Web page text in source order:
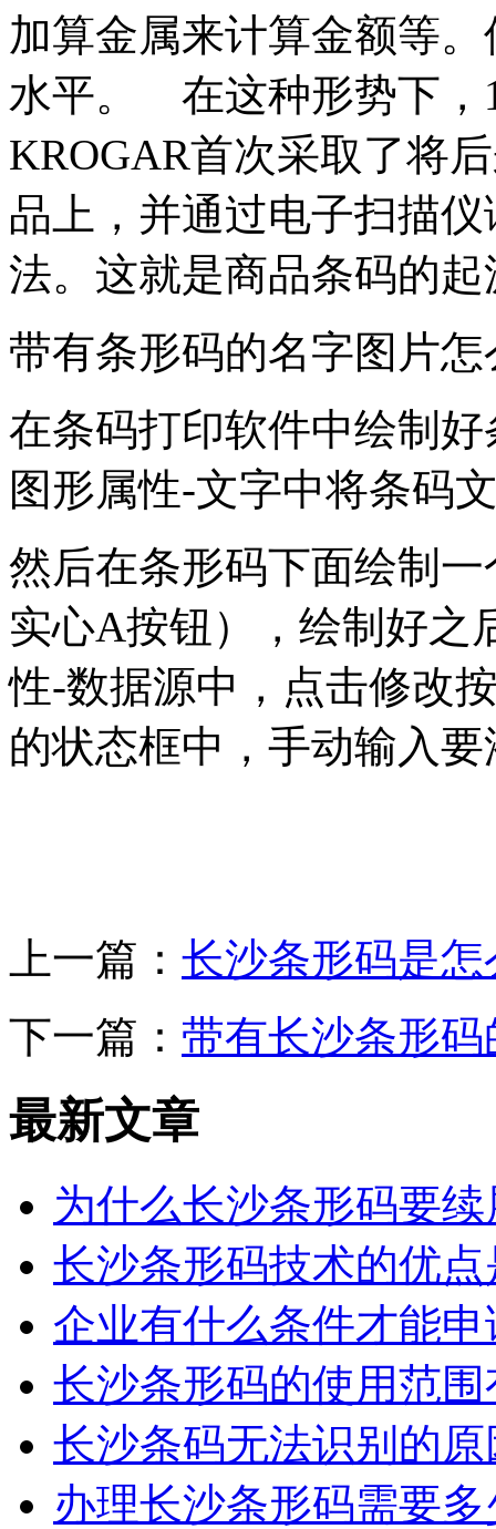
加算金属来计算金额等
水平。 在这种形势下，
KROGAR首次采取了将
品上，并通过电子扫描
法。这就是商品条码的起
带有条形码的名字图片
在条码打印软件中绘制
图形属性-文字中将条码
然后在条形码下面绘制
实心A按钮），绘制好之
性-数据源中，点击修改
的状态框中，手动输入
上一篇： 长沙条形码是
下一篇： 带有长沙条形
最新文章
为什么长沙条形码要
长沙条形码技术的优
企业有什么条件才能
长沙条形码的使用范
长沙条码无法识别的原
办理长沙条形码需要